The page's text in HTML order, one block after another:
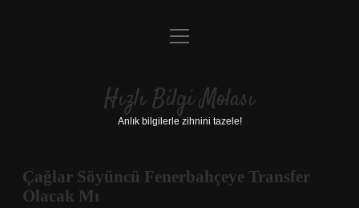
Anasayfa
Yasal Uyarı
menüyü
Hızlı Bilgi Molası
Anlık bilgilerle zihnini tazele!
Çağlar Söyüncü Fenerbahçeye Transfer
Olacak Mı